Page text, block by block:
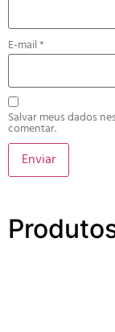
E-mail*
Salvar meus dados
comentar.